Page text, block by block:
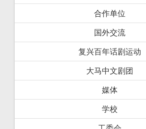
合作单位
国外交流
复兴百年话剧运动
大马中文剧团
媒体
学校